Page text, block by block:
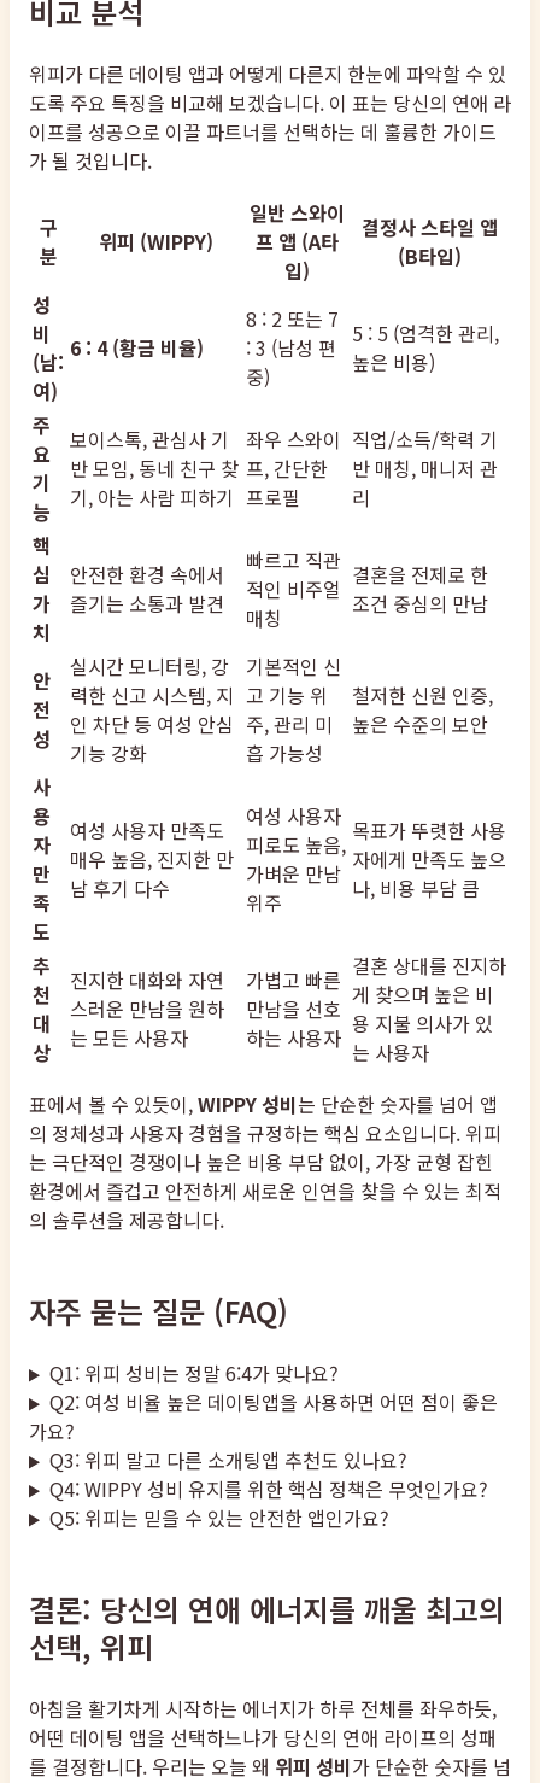
비교 분석
위피가 다른 데이팅 앱과 어떻게 다른지 한눈에 파악할 수 있
도록 주요 특징을 비교해 보겠습니다. 이 표는 당신의 연애 라
이프를 성공으로 이끌 파트너를 선택하는 데 훌륭한 가이드
가 될 것입니다.
구
분
위피 (WIPPY)
일반 스와이
프 앱 (A타
입)
결정사 스타일 앱
(B타입)
성
비
(남:
여)
6 : 4 (황금 비율)
8 : 2 또는 7
: 3 (남성 편
중)
5 : 5 (엄격한 관리,
높은 비용)
주
요
기
능
보이스톡, 관심사 기
반 모임, 동네 친구 찾
기, 아는 사람 피하기
좌우 스와이
프, 간단한
프로필
직업/소득/학력 기
반 매칭, 매니저 관
리
핵
심
가
치
안전한 환경 속에서
즐기는 소통과 발견
빠르고 직관
적인 비주얼
매칭
결혼을 전제로 한
조건 중심의 만남
안
전
성
실시간 모니터링, 강
력한 신고 시스템, 지
인 차단 등 여성 안심
기능 강화
기본적인 신
고 기능 위
주, 관리 미
흡 가능성
철저한 신원 인증,
높은 수준의 보안
사
용
자
만
족
도
여성 사용자 만족도
매우 높음, 진지한 만
남 후기 다수
여성 사용자
피로도 높음,
가벼운 만남
위주
목표가 뚜렷한 사용
자에게 만족도 높으
나, 비용 부담 큼
추
천
대
상
진지한 대화와 자연
스러운 만남을 원하
는 모든 사용자
가볍고 빠른
만남을 선호
하는 사용자
결혼 상대를 진지하
게 찾으며 높은 비
용 지불 의사가 있
는 사용자
표에서 볼 수 있듯이,WIPPY 성비는 단순한 숫자를 넘어 앱
의 정체성과 사용자 경험을 규정하는 핵심 요소입니다. 위피
는 극단적인 경쟁이나 높은 비용 부담 없이, 가장 균형 잡힌
환경에서 즐겁고 안전하게 새로운 인연을 찾을 수 있는 최적
의 솔루션을 제공합니다.
자주 묻는 질문 (FAQ)
Q1: 위피 성비는 정말 6:4가 맞나요?
Q2: 여성 비율 높은 데이팅앱을 사용하면 어떤 점이 좋은
가요?
Q3: 위피 말고 다른 소개팅앱 추천도 있나요?
Q4: WIPPY 성비 유지를 위한 핵심 정책은 무엇인가요?
Q5: 위피는 믿을 수 있는 안전한 앱인가요?
결론: 당신의 연애 에너지를 깨울 최고의
선택, 위피
아침을 활기차게 시작하는 에너지가 하루 전체를 좌우하듯,
어떤 데이팅 앱을 선택하느냐가 당신의 연애 라이프의 성패
를 결정합니다. 우리는 오늘 왜 위피 성비가 단순한 숫자를 넘